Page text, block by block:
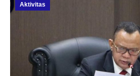
Aktivitas